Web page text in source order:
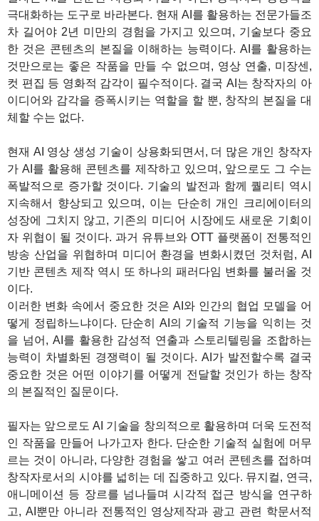
극대화하는 도구로 바라본다. 현재 AI를 활용하는 전문가들조
차 길어야 2년 미만의 경험을 가지고 있으며, 기술보다 중요
한 것은 콘텐츠의 본질을 이해하는 능력이다. AI를 활용하는
것만으로는 좋은 작품을 만들 수 없으며, 영상 연출, 미장센,
컷 편집 등 영화적 감각이 필수적이다. 결국 AI는 창작자의 아
이디어와 감각을 증폭시키는 역할을 할 뿐, 창작의 본질을 대
체할 수는 없다.
현재 AI 영상 생성 기술이 상용화되면서, 더 많은 개인 창작자
가 AI를 활용해 콘텐츠를 제작하고 있으며, 앞으로도 그 수는
폭발적으로 증가할 것이다. 기술의 발전과 함께 퀄리티 역시
지속해서 향상되고 있으며, 이는 단순히 개인 크리에이터의
성장에 그치지 않고, 기존의 미디어 시장에도 새로운 기회이
자 위협이 될 것이다. 과거 유튜브와 OTT 플랫폼이 전통적인
방송 산업을 위협하며 미디어 환경을 변화시켰던 것처럼, AI
기반 콘텐츠 제작 역시 또 하나의 패러다임 변화를 불러올 것
이다.
이러한 변화 속에서 중요한 것은 AI와 인간의 협업 모델을 어
떻게 정립하느냐이다. 단순히 AI의 기술적 기능을 익히는 것
을 넘어, AI를 활용한 감성적 연출과 스토리텔링을 조합하는
능력이 차별화된 경쟁력이 될 것이다. AI가 발전할수록 결국
중요한 것은 어떤 이야기를 어떻게 전달할 것인가 하는 창작
의 본질적인 질문이다.
필자는 앞으로도 AI 기술을 창의적으로 활용하며 더욱 도전적
인 작품을 만들어 나가고자 한다. 단순한 기술적 실험에 머무
르는 것이 아니라, 다양한 경험을 쌓고 여러 콘텐츠를 접하며
창작자로서의 시야를 넓히는 데 집중하고 있다. 뮤지컬, 연극,
애니메이션 등 장르를 넘나들며 시각적 접근 방식을 연구하
고, AI뿐만 아니라 전통적인 영상제작과 광고 관련 학문서적